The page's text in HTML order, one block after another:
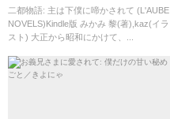
二都物語: 主は下僕に啼かされて (L'AUBE
NOVELS)Kindle版 みかみ 黎(著),kaz(イラ
スト) 大正から昭和にかけて、...